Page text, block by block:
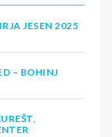
JESEN 2025
– BOHINJ